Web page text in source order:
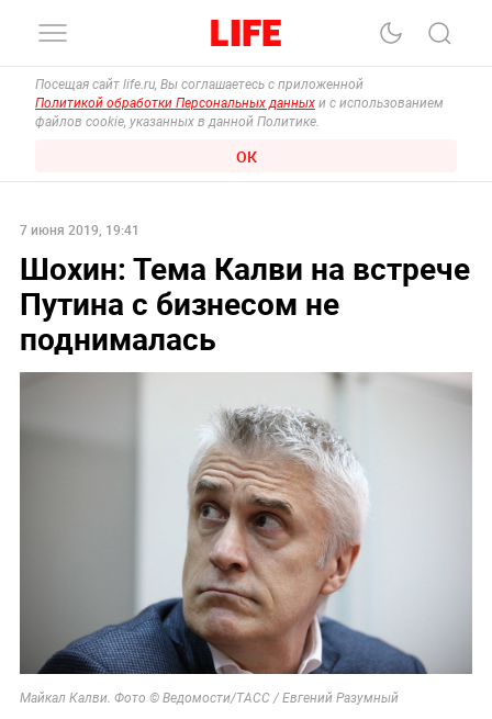
Посещая сайт life.ru, Вы соглашаетесь с приложенной
Политикой обработки Персональных данных и с использованием
файлов cookie, указанных в данной Политике.
ОК
7 июня 2019, 19:41
Шохин: Тема Калви на встрече
Путина с бизнесом не
поднималась
Майкал Калви. Фото © Ведомости/ТАСС / Евгений Разумный